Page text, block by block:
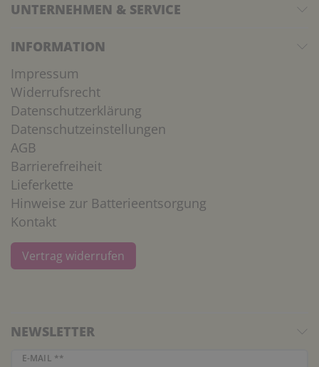
UNTERNEHMEN & SERVICE
INFORMATION
Impressum
Widerrufsrecht
Datenschutzerklärung
Datenschutzeinstellungen
AGB
Barrierefreiheit
Lieferkette
Hinweise zur Batterieentsorgung
Kontakt
Vertrag widerrufen
NEWSLETTER
E-MAIL **
Newsletter Honig